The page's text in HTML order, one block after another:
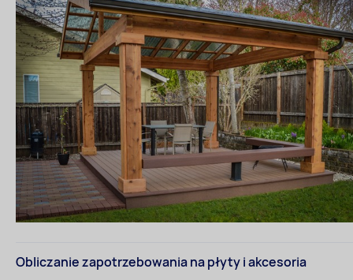
Obliczanie zapotrzebowania na płyty i akcesoria